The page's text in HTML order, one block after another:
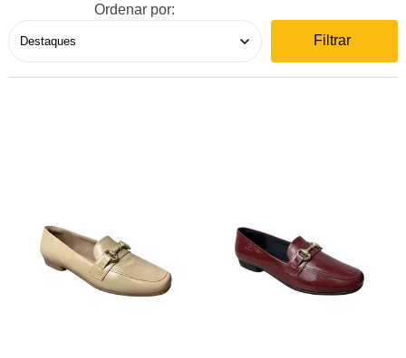
Ordenar por:
Filtrar